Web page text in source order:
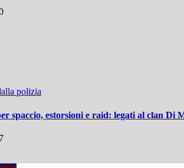
polizia
spaccio, estorsioni e raid: legati al clan Di